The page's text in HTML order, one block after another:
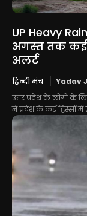
UP Heavy
अगस्त तक कई
अलर्ट
हिन्दी मंच Yadav
उत्तर प्रदेश के लोगों के
ने प्रदेश के कई हिस्सों